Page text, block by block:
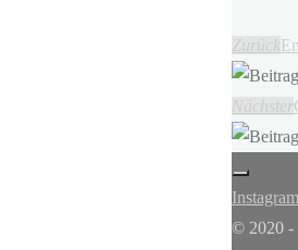
Zurück
Nächster
Instagram
© 2020 -